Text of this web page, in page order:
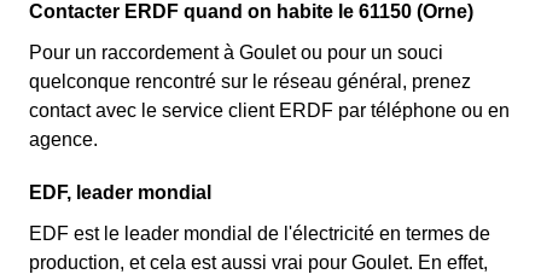
Contacter ERDF quand on habite le 61150 (Orne)
Pour un raccordement à Goulet ou pour un souci
quelconque rencontré sur le réseau général, prenez
contact avec le service client ERDF par téléphone ou en
agence.
EDF, leader mondial
EDF est le leader mondial de l'électricité en termes de
production, et cela est aussi vrai pour Goulet. En effet,